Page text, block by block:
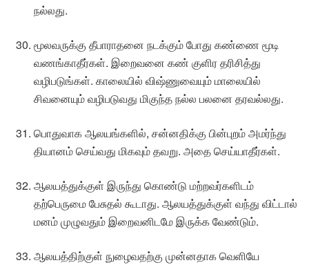
நல்லது.
மூலவருக்கு தீபாராதனை நடக்கும் போது கண்ணை மூடி
வணங்காதீர்கள். இறைவனை கண் குளிர தரிசித்து
வழிபடுங்கள். காலையில் விஷ்ணுவையும் மாலையில்
சிவனையும் வழிபடுவது மிகுந்த நல்ல பலனை தரவல்லது.
பொதுவாக ஆலயங்களில், சன்னதிக்கு பின்புறம் அமர்ந்து
தியானம் செய்வது மிகவும் தவறு. அதை செய்யாதீர்கள்.
ஆலயத்துக்குள் இருந்து கொண்டு மற்றவர்களிடம்
தற்பெருமை பேசுதல் கூடாது. ஆலயத்துக்குள் வந்து விட்டால்
மனம் முழுவதும் இறைவனிடமே இருக்க வேண்டும்.
ஆலயத்திற்குள் நுழைவதற்கு முன்னதாக வெளியே